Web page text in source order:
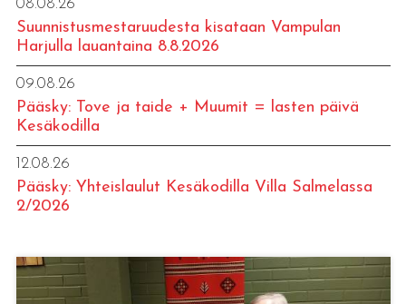
08.08.26
Suunnistusmestaruudesta kisataan Vampulan
Harjulla lauantaina 8.8.2026
09.08.26
Pääsky: Tove ja taide + Muumit = lasten päivä
Kesäkodilla
12.08.26
Pääsky: Yhteislaulut Kesäkodilla Villa Salmelassa
2/2026